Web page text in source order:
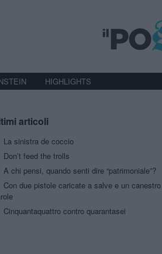
HIGHLIGHTS
articoli
La sinistra de coccio
Don’t feed the trolls
A chi pensi, quando senti dire “patrimoniale”?
Con due pistole caricate a salve e un
Cinquantaquattro contro quarantasei